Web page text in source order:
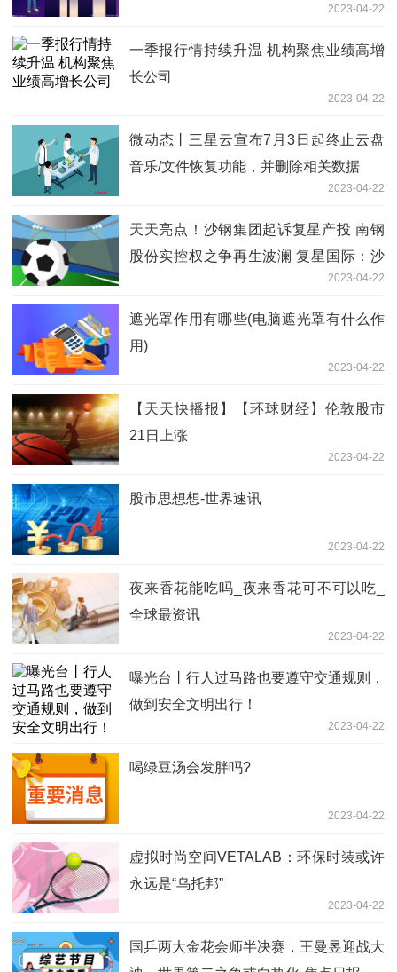
2023-04-22
一季报行情持续升温 机构聚焦业绩高增
长公司
2023-04-22
微动态丨三星云宣布7月3日起终止云盘
音乐/文件恢复功能，并删除相关数据
2023-04-22
天天亮点！沙钢集团起诉复星产投 南钢
股份实控权之争再生波澜 复星国际：沙
2023-04-22
遮光罩作用有哪些(电脑遮光罩有什么作
用)
2023-04-22
【天天快播报】【环球财经】伦敦股市
21日上涨
2023-04-22
股市思想想-世界速讯
2023-04-22
夜来香花能吃吗_夜来香花可不可以吃_
全球最资讯
2023-04-22
曝光台丨行人过马路也要遵守交通规则，
做到安全文明出行！
2023-04-22
喝绿豆汤会发胖吗?
2023-04-22
虚拟时尚空间VETALAB：环保时装或许
永远是“乌托邦”
2023-04-22
国乒两大金花会师半决赛，王曼昱迎战大